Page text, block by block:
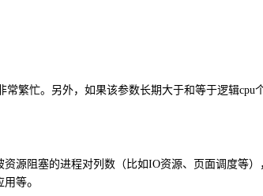
常繁忙。另外，如果该参数长期大于和等于逻辑cpu
源阻塞的进程对列数（比如IO资源、页面调度等）
用等。